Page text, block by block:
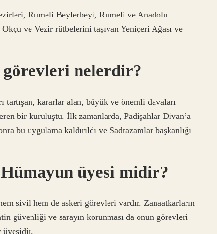
Rumeli Beylerbeyi, Rumeli ve Anadolu
ve Vezir rütbelerini taşıyan Yeniçeri Ağası ve
nelerdir?
kararlar alan, büyük ve önemli davaları
bir kuruluştu. İlk zamanlarda, Padişahlar Divan’a
bu uygulama kaldırıldı ve Sadrazamlar başkanlığı
üyesi midir?
sivil hem de askeri görevleri vardır. Zanaatkarların
güvenliği ve sarayın korunması da onun görevleri
üyesidir.